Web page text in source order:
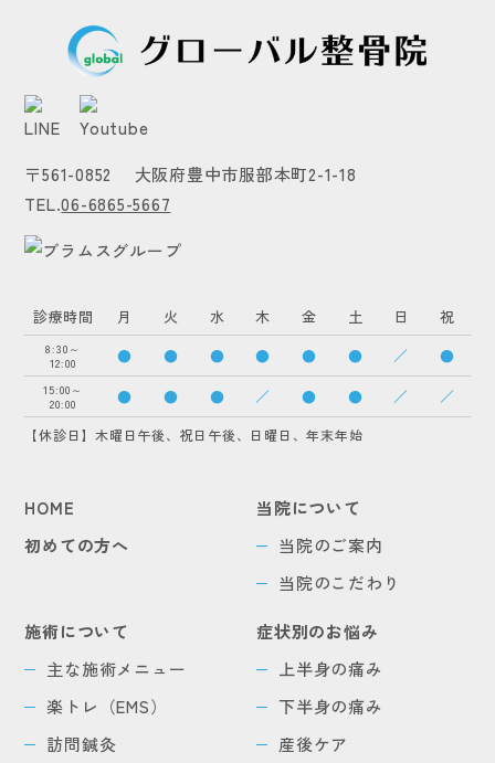
〒561-0852 大阪府豊中市服部本町2-1-18
TEL.06-6865-5667
診療時間 月 火 水 木 金 土 日 祝
8:30～
12:00
● ● ● ● ● ● ／ ●
15:00～
20:00
● ● ● ／ ● ● ／ ／
【休診日】木曜日午後、祝日午後、日曜日、年末年始
HOME
初めての方へ
当院について
当院のご案内
当院のこだわり
施術について
主な施術メニュー
楽トレ（EMS）
訪問鍼灸
症状別のお悩み
上半身の痛み
下半身の痛み
産後ケア